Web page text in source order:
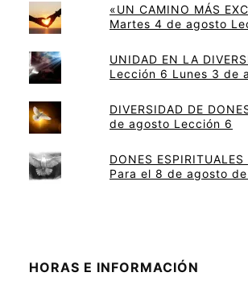
«UN CAMINO MÁS
Martes 4 de agosto
UNIDAD EN LA
Lección 6 Lunes 3 de
DIVERSIDAD DE
de agosto Lección 6
DONES
Para el 8 de agosto
HORAS E INFORMACIÓN